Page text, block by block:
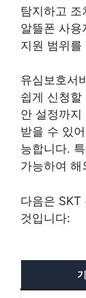
탐지하고 조
알뜰폰 사용
지원 범위를
유심보호서
쉽게 신청
안 설정까
받을 수 있
능합니다.
가능하여 해
다음은 SKT
것입니다: